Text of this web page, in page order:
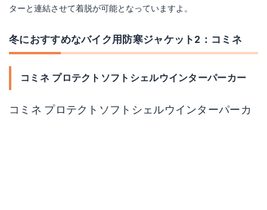
ターと連結させて着脱が可能となっていますよ。
冬におすすめなバイク用防寒ジャケット2：コミネ
コミネ プロテクトソフトシェルウインターパーカー
コミネ プロテクトソフトシェルウインターパーカ